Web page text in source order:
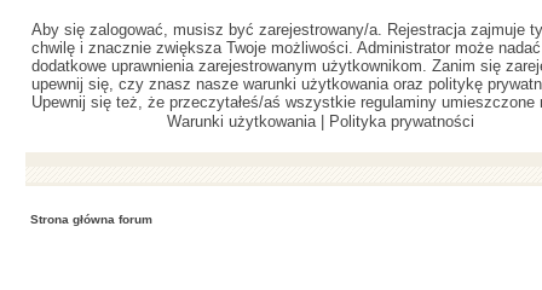
Aby się zalogować, musisz być zarejestrowany/a. Rejestracja zajmuje
chwilę i znacznie zwiększa Twoje możliwości. Administrator może nadać
dodatkowe uprawnienia zarejestrowanym użytkownikom. Zanim się
upewnij się, czy znasz nasze warunki użytkowania oraz politykę
Upewnij się też, że przeczytałeś/aś wszystkie regulaminy umieszczone
Warunki użytkowania| Polityka prywatności
Strona główna forum